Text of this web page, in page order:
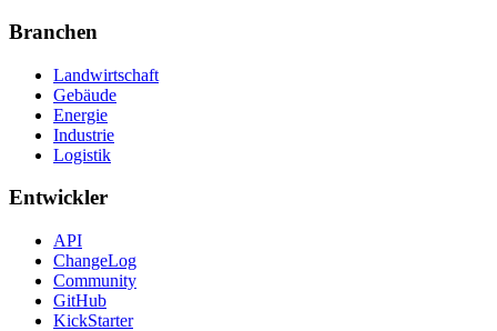
Branchen
Landwirtschaft
Gebäude
Energie
Industrie
Logistik
Entwickler
API
ChangeLog
Community
GitHub
KickStarter